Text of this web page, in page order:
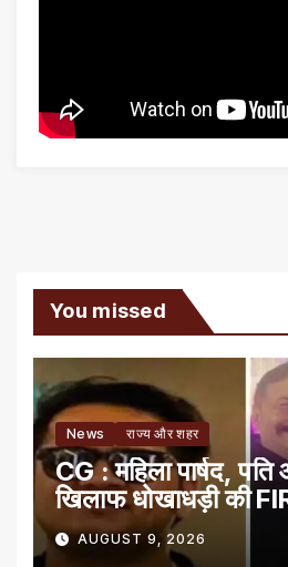
You missed
News राज्य और शहर
CG : महिला पार्षद,
खिलाफ धोखाधड़ी की
AUGUST 9, 2026